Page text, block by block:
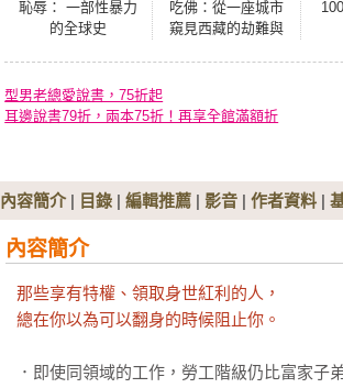
恥辱： 一部性暴力
的全球史
吃佛：從一座城市
窺見西藏的劫難與
型男老總愛說書，75折起
耳邊說書79折，兩本75折！再享全館滿額折
內容簡介| 目錄 | 編輯推薦 | 影音 | 作者資料 |
內容簡介
那些享有特權、領取身世紅利的人，
總在你以為可以翻身的時候阻止你。
．即使同領域的工作，勞工階級仍比富家子